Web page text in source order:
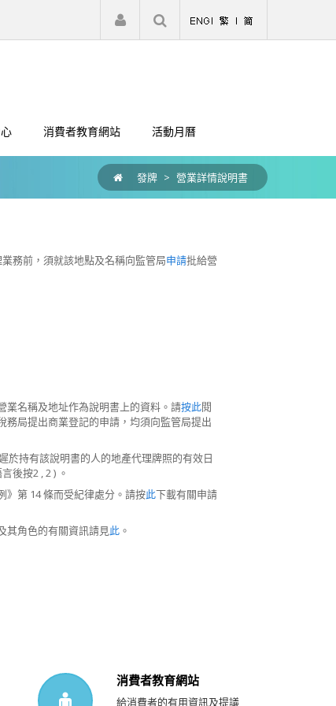
註冊 登入
消費者教育網站 活動月曆
發牌 > 營業詳情說明書
務前，須就該地點及名稱向監管局申請批給營
業名稱及地址作為說明書上的資料。請按此閱
務局提出商業登記的申請，均須向監管局提出
於持有該說明書的人的地產代理牌照的有效日
後按2 , 2 ) 。
》第 14 條而受紀律處分。請按此下載有關申請
其角色的有關資訊請見此。
消費者教育網站
給消費者的有用資訊及提議